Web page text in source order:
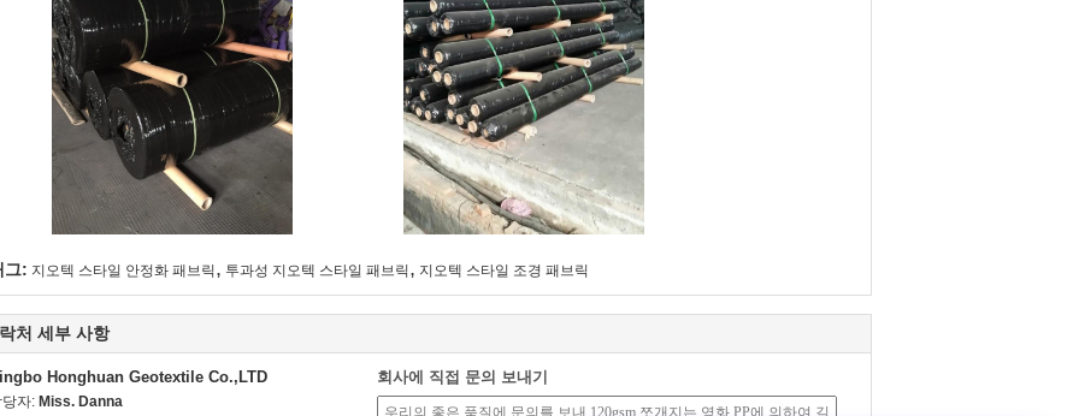
그: 지오텍 스타일 안정화 패브릭 , 투과성 지오텍 스타일 패브릭 , 지오텍 스타일 조경 패브릭
처 세부 사항
Honghuan Geotextile Co.,LTD
자: Miss. Danna
회사에 직접 문의 보내기